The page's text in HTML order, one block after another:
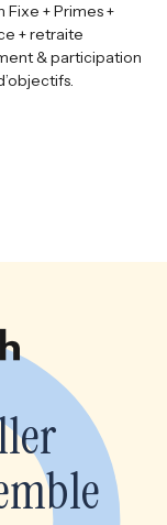
Fixe + Primes +
+ retraite
& participation